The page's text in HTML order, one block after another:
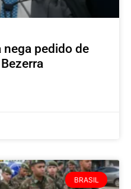
pedido de
BRASIL